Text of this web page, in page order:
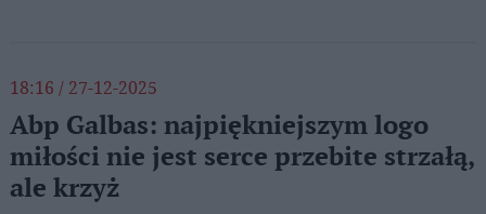
18:16 / 27-12-2025
Abp Galbas: najpiękniejszym logo
miłości nie jest serce przebite strzałą,
ale krzyż